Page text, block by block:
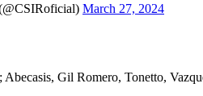
March 27, 2024
Gil Romero, Tonetto,